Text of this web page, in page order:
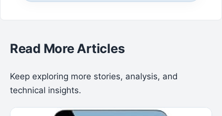
Read More Articles
Keep exploring more stories, analysis, and
technical insights.